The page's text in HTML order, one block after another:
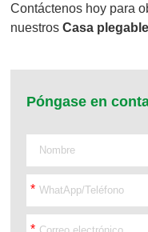
Contáctenos hoy para
nuestrosCasa
Póngase en
*
*